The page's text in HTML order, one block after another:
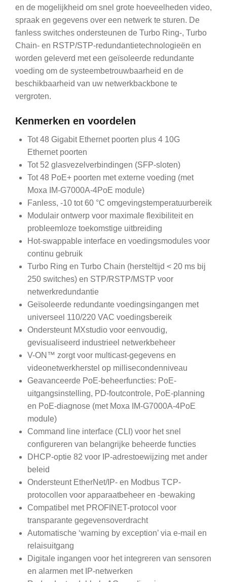
en de mogelijkheid om snel grote hoeveelheden video,
spraak en gegevens over een netwerk te sturen. De
fanless switches ondersteunen de Turbo Ring-, Turbo
Chain- en RSTP/STP-redundantietechnologieën en
worden geleverd met een geïsoleerde redundante
voeding om de systeembetrouwbaarheid en de
beschikbaarheid van uw netwerkbackbone te
vergroten.
Kenmerken en voordelen
Tot 48 Gigabit Ethernet poorten plus 4 10G
Ethernet poorten
Tot 52 glasvezelverbindingen (SFP-sloten)
Tot 48 PoE+ poorten met externe voeding (met
Moxa IM-G7000A-4PoE module)
Fanless, -10 tot 60 °C omgevingstemperatuurbereik
Modulair ontwerp voor maximale flexibiliteit en
probleemloze toekomstige uitbreiding
Hot-swappable interface en voedingsmodules voor
continu gebruik
Turbo Ring en Turbo Chain (hersteltijd < 20 ms bij
250 switches) en STP/RSTP/MSTP voor
netwerkredundantie
Geïsoleerde redundante voedingsingangen met
universeel 110/220 VAC voedingsbereik
Ondersteunt MXstudio voor eenvoudig,
gevisualiseerd industrieel netwerkbeheer
V-ON™ zorgt voor multicast-gegevens en
videonetwerkherstel op millisecondenniveau
Geavanceerde PoE-beheerfuncties: PoE-
uitgangsinstelling, PD-foutcontrole, PoE-planning
en PoE-diagnose (met Moxa IM-G7000A-4PoE
module)
Command line interface (CLI) voor het snel
configureren van belangrijke beheerde functies
DHCP-optie 82 voor IP-adrestoewijzing met ander
beleid
Ondersteunt EtherNet/IP- en Modbus TCP-
protocollen voor apparaatbeheer en -bewaking
Compatibel met PROFINET-protocol voor
transparante gegevensoverdracht
Automatische ‘warning by exception’ via e-mail en
relaisuitgang
Digitale ingangen voor het integreren van sensoren
en alarmen met IP-netwerken